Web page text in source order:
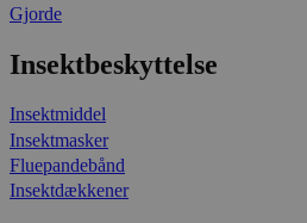
Gjorde
Insektbeskyttelse
Insektmiddel
Insektmasker
Fluepandebånd
Insektdækkener